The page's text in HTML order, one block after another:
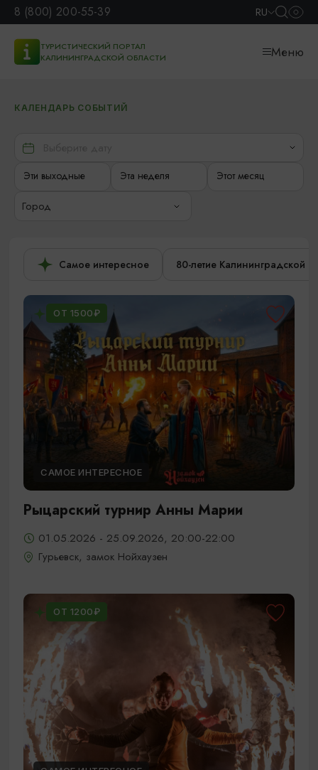
8 (800) 200-55-39 RU
ТУРИСТИЧЕСКИЙ ПОРТАЛ
КАЛИНИНГРАДСКОЙ ОБЛАСТИ
Меню
КАЛЕНДАРЬ СОБЫТИЙ
Эти выходные Эта неделя Этот месяц
Город
Самое интересное 80-летие Калининградской
ОТ 1500₽
САМОЕ ИНТЕРЕСНОЕ
Рыцарский турнир Анны Марии
01.05.2026 - 25.09.2026, 20:00-22:00
Гурьевск, замок Нойхаузен
ОТ 1200₽